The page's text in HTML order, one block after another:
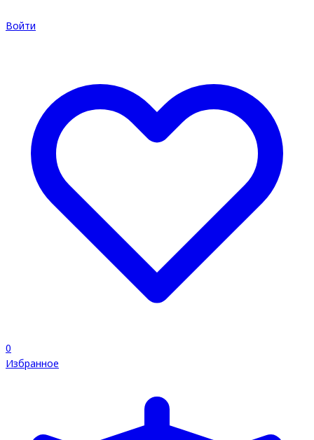
Войти
0
Избранное